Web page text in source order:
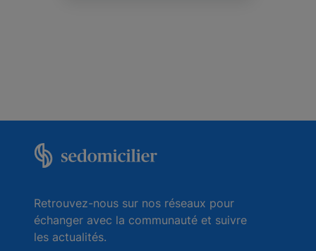
Retrouvez-nous sur nos réseaux pour
échanger avec la communauté et suivre
les actualités.